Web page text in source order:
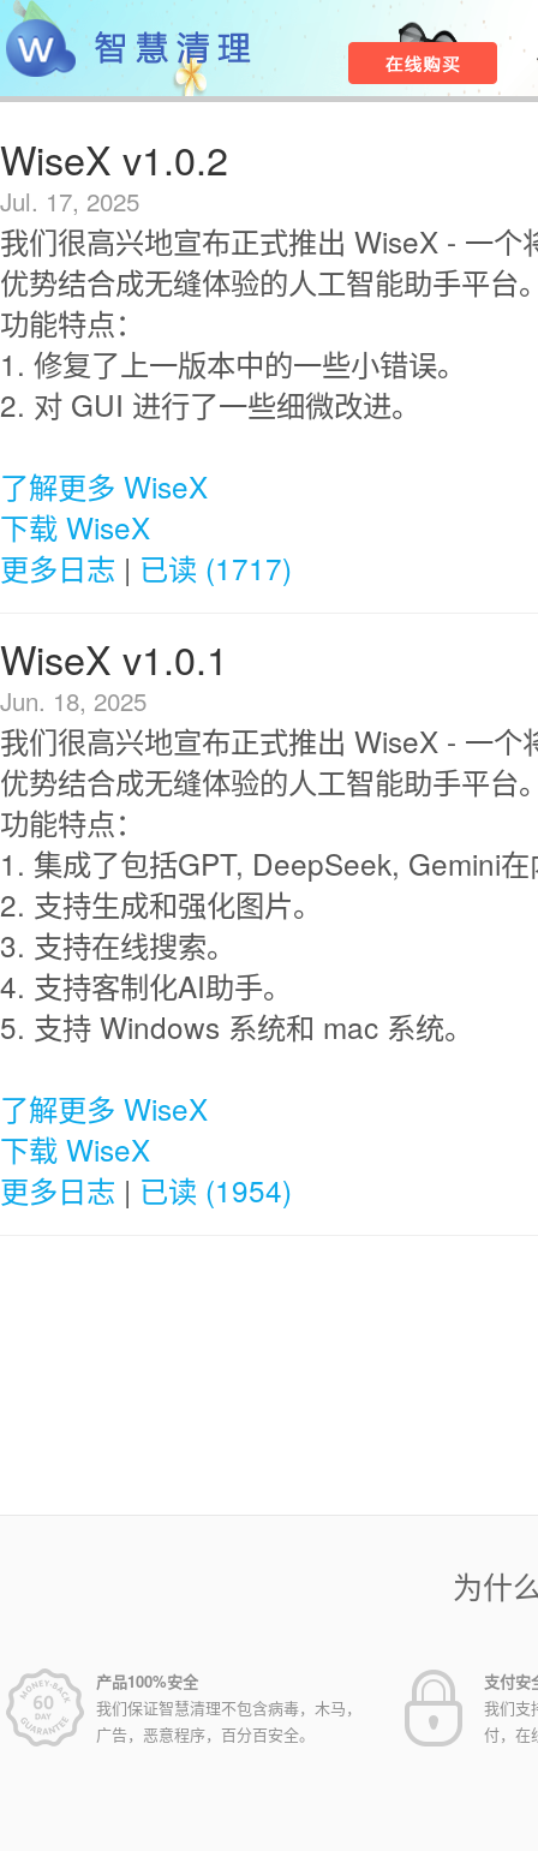
WiseX v1.0.2
Jul. 17, 2025
我们很高兴地宣布正式推出 WiseX - 一个
优势结合成无缝体验的人工智能助手平台
功能特点：
1. 修复了上一版本中的一些小错误。
2. 对 GUI 进行了一些细微改进。
了解更多 WiseX
下载 WiseX
更多日志 | 已读 (1717)
WiseX v1.0.1
Jun. 18, 2025
我们很高兴地宣布正式推出 WiseX - 一个
优势结合成无缝体验的人工智能助手平台
功能特点：
1. 集成了包括GPT, DeepSeek, Gemini
2. 支持生成和强化图片。
3. 支持在线搜索。
4. 支持客制化AI助手。
5. 支持 Windows 系统和 mac 系统。
了解更多 WiseX
下载 WiseX
更多日志 | 已读 (1954)
为什
产品100%安全
我们保证智慧清理不包含病毒，木马，
广告，恶意程序，百分百安全。
支付安
我们支
付，在